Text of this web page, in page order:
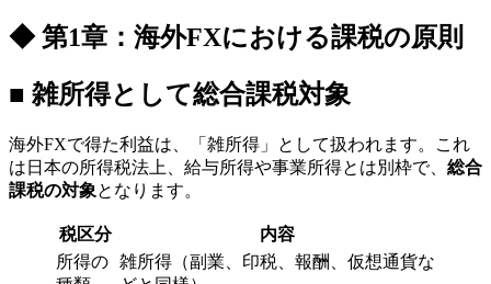
◆ 第1章：海外FXにおける課税の原則
■ 雑所得として総合課税対象
海外FXで得た利益は、「雑所得」として扱われます。これ
は日本の所得税法上、給与所得や事業所得とは別枠で、 総合
課税の対象となります。
税区分
内容
所得の 雑所得（副業、印税、報酬、仮想通貨な